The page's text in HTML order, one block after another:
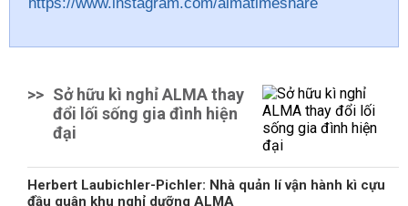
>> Sở hữu kì nghỉ ALMA thay
đổi lối sống gia đình hiện
đại
Herbert Laubichler-Pichler: Nhà quản lí vận hành kì cựu
đầu quân khu nghỉ dưỡng ALMA